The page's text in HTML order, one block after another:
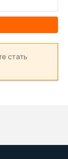
стать